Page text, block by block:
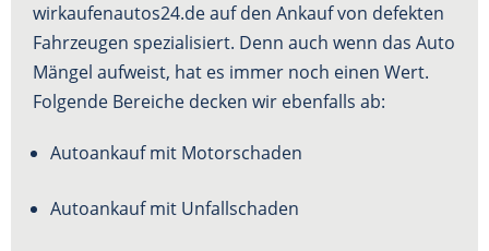
wirkaufenautos24.de auf den Ankauf von defekten
Fahrzeugen spezialisiert. Denn auch wenn das Auto
Mängel aufweist, hat es immer noch einen Wert.
Folgende Bereiche decken wir ebenfalls ab:
Autoankauf mit Motorschaden
Autoankauf mit Unfallschaden